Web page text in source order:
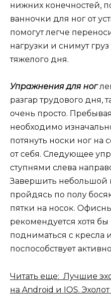
нижних конечностей,
ванночки для ног от
помогут легче
нагрузки и снимут груз
тяжелого дня.
Упражнения для ног
разгар трудового дня,
очень просто.
необходимо
потянуть носки ног на
от себя. Следующее
ступнями слева
Завершить небольшой
пройдясь по полу
пятки на носок.
рекомендуется хотя
подниматься с кресла
поспособствует
Читать еще: Лучшие
на Android и IOS.